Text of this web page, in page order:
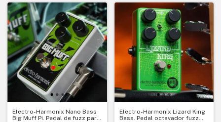
Electro-Harmonix Nano Bass
Big Muff Pi. Pedal de fuzz para
Electro-Harmonix Lizard King
Bass. Pedal octavador fuzz